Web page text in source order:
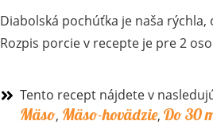
Diabolská pochúťka je naša rýchla,
Rozpis porcie v recepte je pre 2
Tento recept nájdete v
Mäso, Mäso-hovädzie, Do 30